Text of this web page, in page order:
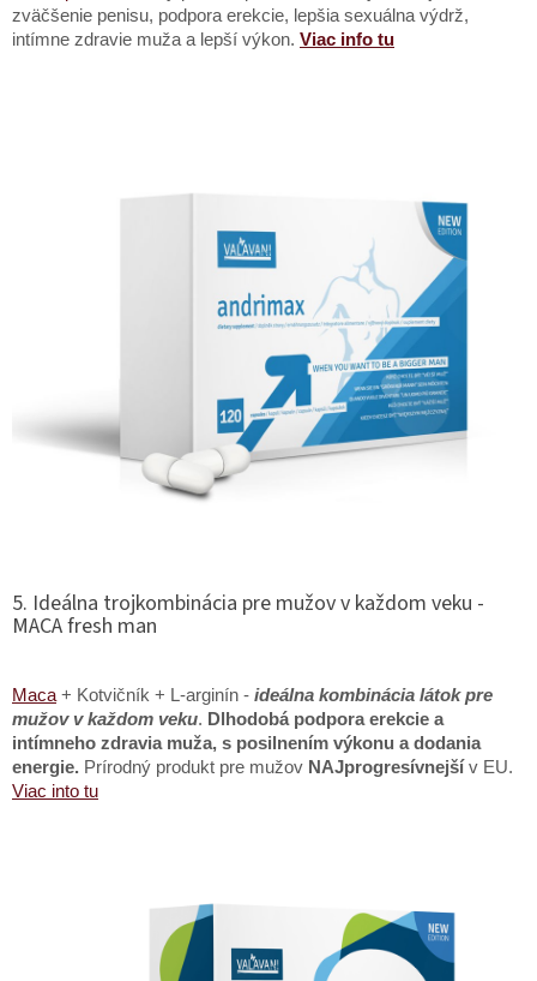
zväčšenie penisu, podpora erekcie, lepšia sexuálna výdrž,
intímne zdravie muža a lepší výkon. Viac info tu
5. Ideálna trojkombinácia pre mužov v každom veku -
MACA fresh man
Maca+ Kotvičník + L-arginín - ideálna kombinácia látok pre
mužov v každom veku. Dlhodobá podpora erekcie a
intímneho zdravia muža, s posilnením výkonu a dodania
energie. Prírodný produkt pre mužov NAJprogresívnejší v EU.
Viac into tu